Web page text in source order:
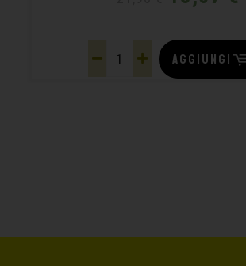
AGGIUNGI